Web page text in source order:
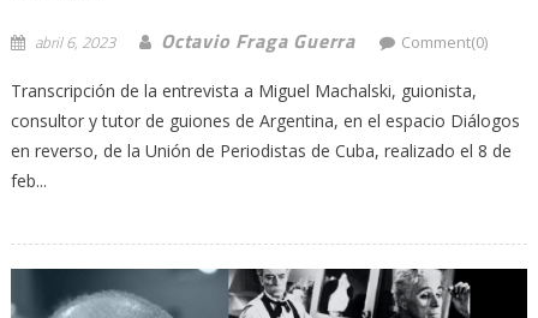
abril 6, 2023 Octavio Fraga Guerra Comment(0)
Transcripción de la entrevista a Miguel Machalski, guionista,
consultor y tutor de guiones de Argentina, en el espacio Diálogos
en reverso, de la Unión de Periodistas de Cuba, realizado el 8 de
feb...